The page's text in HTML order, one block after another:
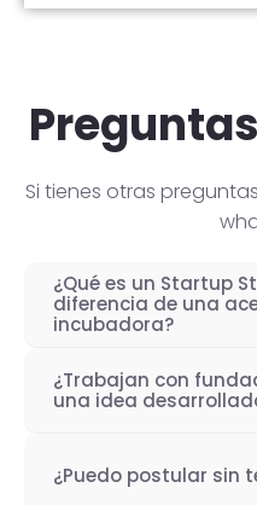
Si tienes otras
¿Qué es un Startup
diferencia de una
incubadora?
Un Startup Studio es
de construir startups
con experiencia.
¿Trabajan con
una idea
Startup Studio es
¿Puedo postular sin